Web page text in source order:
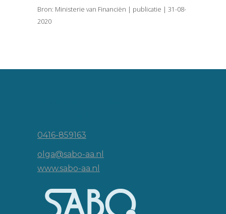
Bron: Ministerie van Financiën | publicatie | 31-08-
2020
0416-859163
olga@sabo-aa.nl
www.sabo-aa.nl